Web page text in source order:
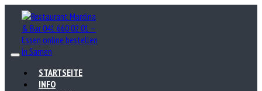
STARTSEITE
INFO